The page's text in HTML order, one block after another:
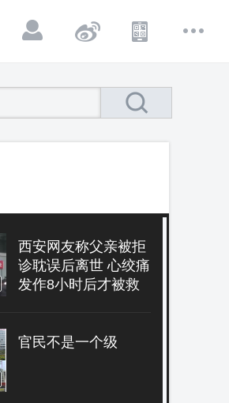
西安网友称父亲被拒
诊耽误后离世 心绞痛
发作8小时后才被救
官民不是一个级